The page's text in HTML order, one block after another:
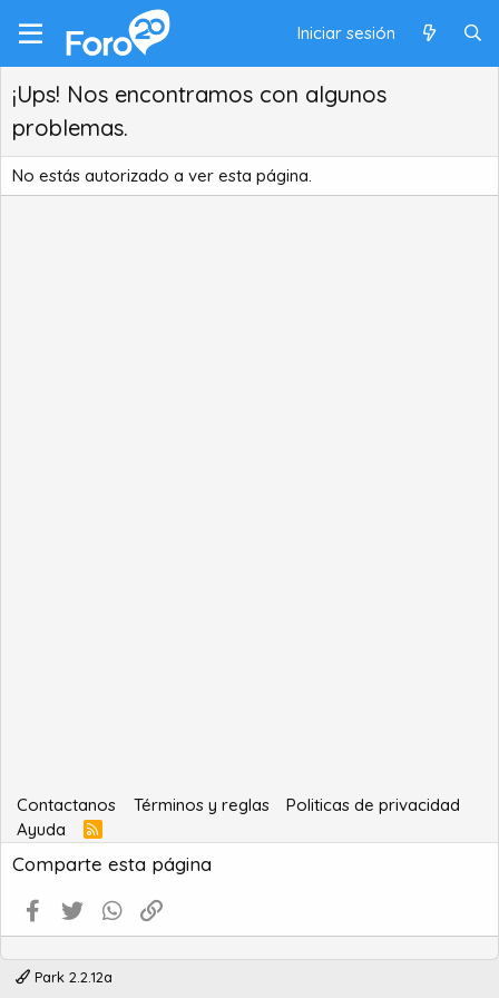
Iniciar sesión
¡Ups! Nos encontramos con algunos
problemas.
No estás autorizado a ver esta página.
Contactanos Términos y reglas
Politicas de privacidad
Ayuda
R
S
S
Comparte esta página
Facebook
Twitter WhatsApp
Park 2.2.12a